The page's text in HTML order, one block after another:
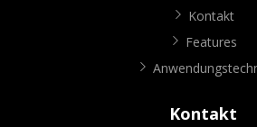
Kontakt
Features
Kontakt